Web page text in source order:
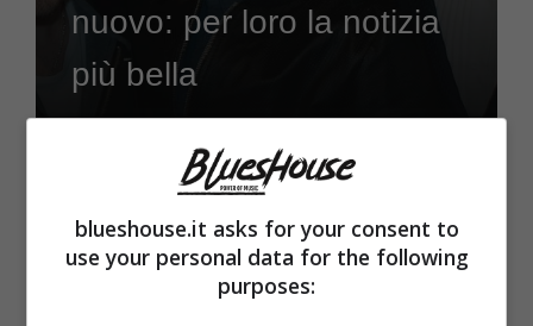
nuovo: per loro la notizia
più bella
blueshouse.it asks for your consent to
use your personal data for the following
purposes: